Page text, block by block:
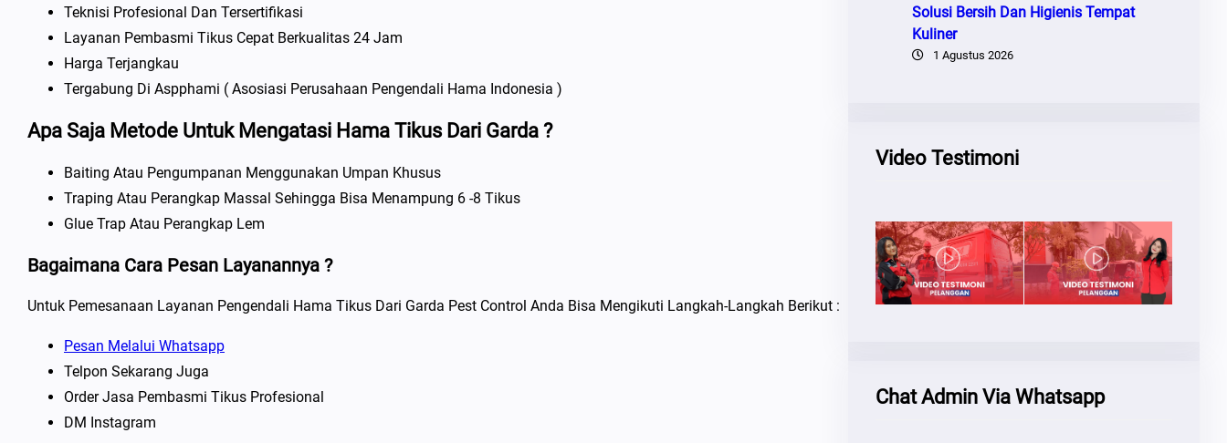
Teknisi Profesional Dan Tersertifikasi
Layanan Pembasmi Tikus Cepat Berkualitas 24 Jam
Harga Terjangkau
Tergabung Di Aspphami ( Asosiasi Perusahaan Pengendali Hama Indonesia )
Apa Saja Metode Untuk Mengatasi Hama Tikus Dari Garda ?
Baiting Atau Pengumpanan Menggunakan Umpan Khusus
Traping Atau Perangkap Massal Sehingga Bisa Menampung 6 -8 Tikus
Glue Trap Atau Perangkap Lem
Bagaimana Cara Pesan Layanannya ?
Untuk Pemesanaan Layanan Pengendali Hama Tikus Dari Garda Pest Control Anda Bisa Mengikuti Langkah-Langkah Berikut :
Pesan Melalui Whatsapp
Telpon Sekarang Juga
Order Jasa Pembasmi Tikus Profesional
DM Instagram
Solusi Bersih Dan Higienis Tempat
Kuliner
1 Agustus 2026
Video Testimoni
Chat Admin Via Whatsapp